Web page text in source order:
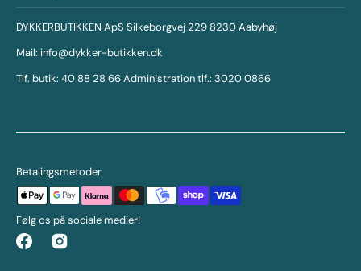
DYKKERBUTIKKEN ApS Silkeborgvej 229 8230 Aabyhøj
Mail: info@dykker-butikken.dk
Tlf. butik: 40 88 28 66 Administration tlf.: 3020 0866
Betalingsmetoder
Følg os på sociale medier!
FacebookInstagram